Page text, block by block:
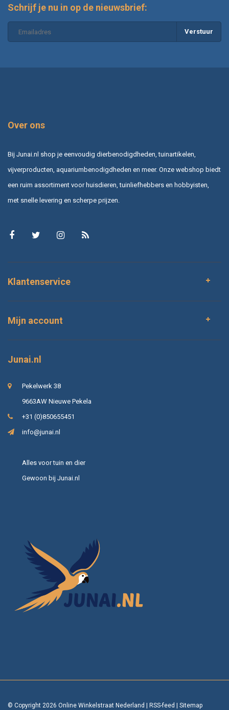
Schrijf je nu in op de nieuwsbrief:
Verstuur
Over ons
Bij Junai.nl shop je eenvoudig dierbenodigdheden, tuinartikelen,
vijverproducten, aquariumbenodigdheden en meer. Onze webshop biedt
een ruim assortiment voor huisdieren, tuinliefhebbers en hobbyisten,
met snelle levering en scherpe prijzen.
Klantenservice
Mijn account
Junai.nl
Pekelwerk 38
9663AW Nieuwe Pekela
+31 (0)850655451
info@junai.nl
Alles voor tuin en dier
Gewoon bij Junai.nl
© Copyright 2026 Online Winkelstraat Nederland RSS-feed Sitemap